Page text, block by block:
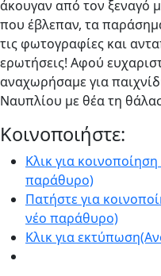
άκουγαν από τον ξεναγό
που έβλεπαν, τα
τις φωτογραφίες και
ερωτήσεις! Αφού
αναχωρήσαμε για
Ναυπλίου με θέα τη
Κοινοποιήστε:
Κλικ για
παράθυρο)
Πατήστε για
νέο παράθυρο)
Κλικ για